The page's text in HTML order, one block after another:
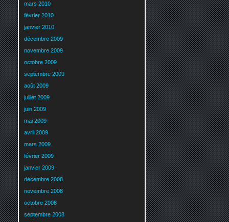
mars 2010
février 2010
janvier 2010
décembre 2009
novembre 2009
octobre 2009
septembre 2009
août 2009
juillet 2009
juin 2009
mai 2009
avril 2009
mars 2009
février 2009
janvier 2009
décembre 2008
novembre 2008
octobre 2008
septembre 2008